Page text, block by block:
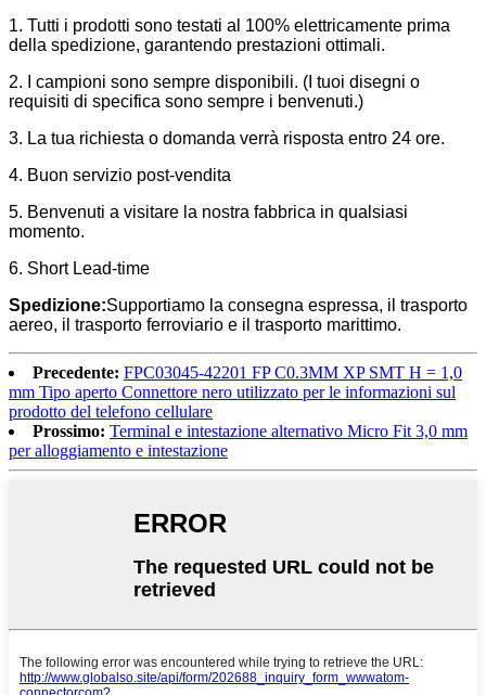
1. Tutti i prodotti sono testati al 100% elettricamente prima
della spedizione, garantendo prestazioni ottimali.
2. I campioni sono sempre disponibili. (I tuoi disegni o
requisiti di specifica sono sempre i benvenuti.)
3. La tua richiesta o domanda verrà risposta entro 24 ore.
4. Buon servizio post-vendita
5. Benvenuti a visitare la nostra fabbrica in qualsiasi
momento.
6. Short Lead-time
Spedizione:Supportiamo la consegna espressa, il trasporto
aereo, il trasporto ferroviario e il trasporto marittimo.
Precedente: FPC03045-42201 FP C0.3MM XP SMT H = 1,0
mm Tipo aperto Connettore nero utilizzato per le informazioni sul
prodotto del telefono cellulare
Prossimo: Terminal e intestazione alternativo Micro Fit 3,0 mm
per alloggiamento e intestazione